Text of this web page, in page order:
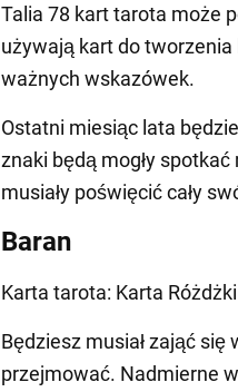
Talia 78 kart tarota może
używają kart do tworzenia
ważnych wskazówek.
Ostatni miesiąc lata
znaki będą mogły
musiały poświęcić cały
Baran
Karta tarota: Karta Różdżki
Będziesz musiał zająć
przejmować. Nadmierne